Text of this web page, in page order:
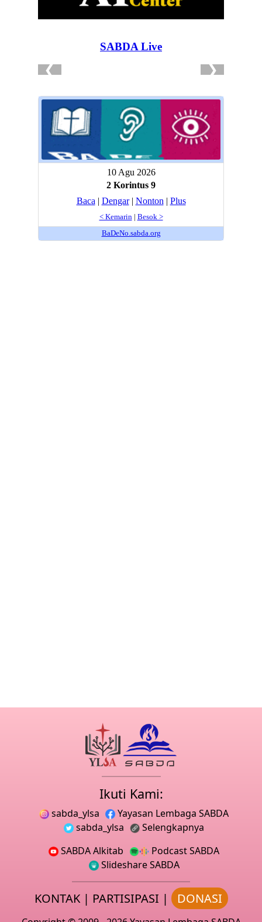
Ikuti Kami:
sabda_ylsa
Yayasan Lembaga SABDA
sabda_ylsa
Selengkapnya
SABDA Alkitab
Podcast SABDA
Slideshare SABDA
KONTAK| PARTISIPASI | DONASI